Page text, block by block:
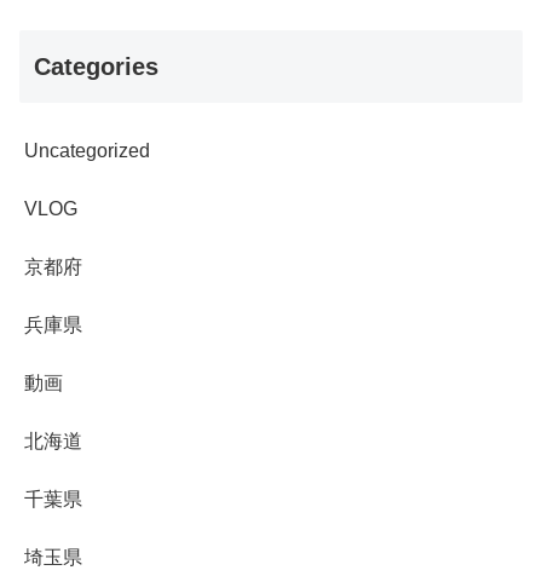
Categories
Uncategorized
VLOG
京都府
兵庫県
動画
北海道
千葉県
埼玉県